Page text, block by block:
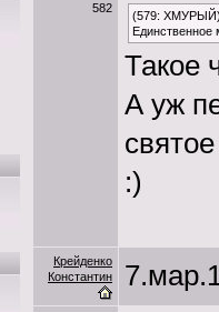
582
(579:
Единственное
Такое
А уж
:)
Крейденко
Константин